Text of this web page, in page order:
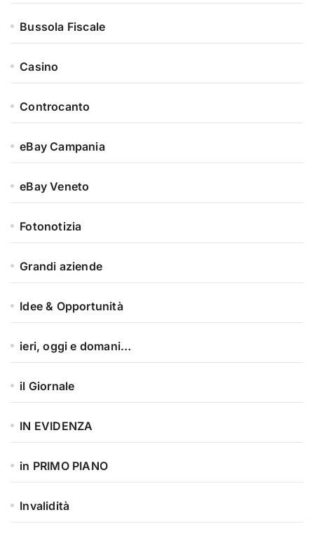
Bussola Fiscale
Casino
Controcanto
eBay Campania
eBay Veneto
Fotonotizia
Grandi aziende
Idee & Opportunità
ieri, oggi e domani…
il Giornale
IN EVIDENZA
in PRIMO PIANO
Invalidità